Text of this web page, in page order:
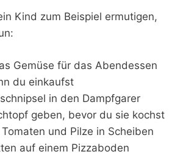
Kind zum Beispiel ermutigen,
Gemüse für das Abendessen
du einkaufst
in den Dampfgarer
geben, bevor du sie kochst
und Pilze in Scheiben
auf einem Pizzaboden